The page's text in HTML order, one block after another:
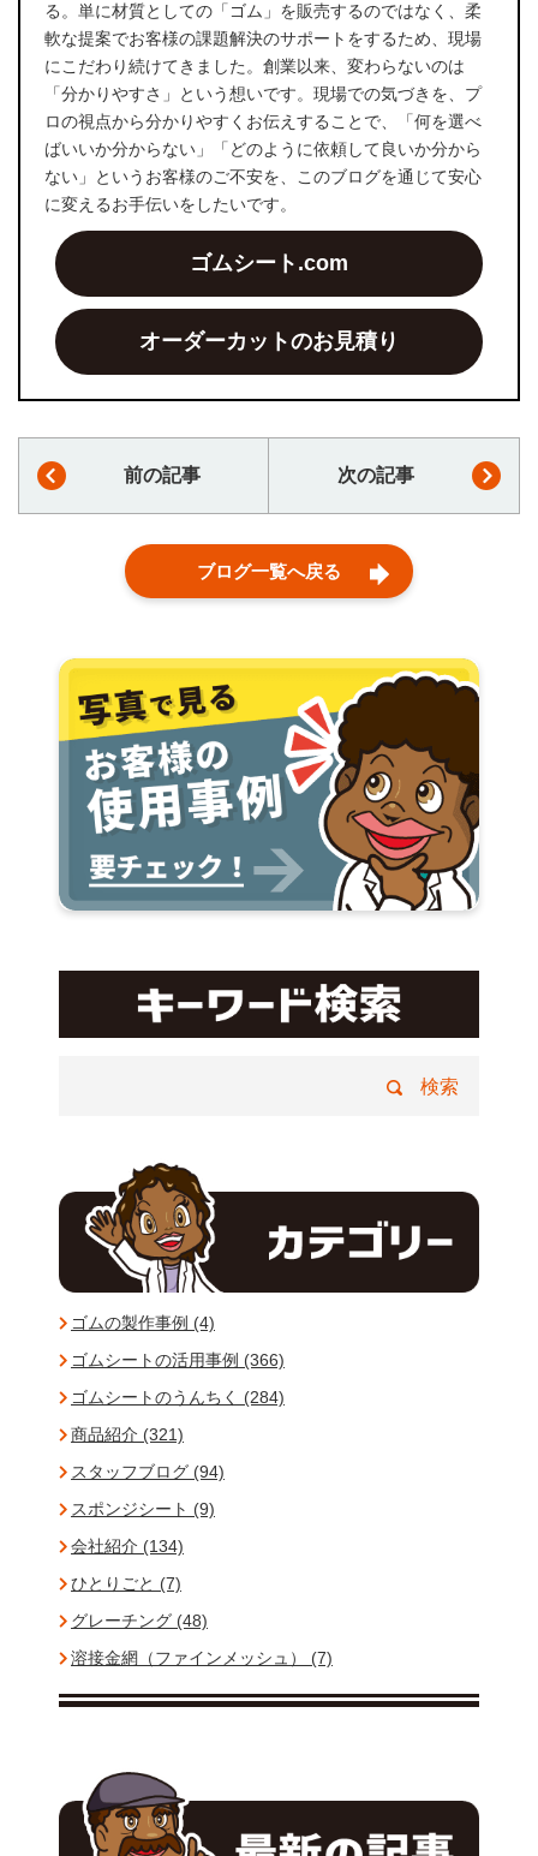
る。単に材質としての「ゴム」を販売するのではなく、柔
軟な提案でお客様の課題解決のサポートをするため、現場
にこだわり続けてきました。創業以来、変わらないのは
「分かりやすさ」という想いです。現場での気づきを、プ
ロの視点から分かりやすくお伝えすることで、「何を選べ
ばいいか分からない」「どのように依頼して良いか分から
ない」というお客様のご不安を、このブログを通じて安心
に変えるお手伝いをしたいです。
ゴムシート.com
オーダーカットのお見積り
前の記事 次の記事
ブログ一覧へ戻る
ゴムの製作事例 (4)
ゴムシートの活用事例 (366)
ゴムシートのうんちく (284)
商品紹介 (321)
スタッフブログ (94)
スポンジシート (9)
会社紹介 (134)
ひとりごと (7)
グレーチング (48)
溶接金網（ファインメッシュ） (7)